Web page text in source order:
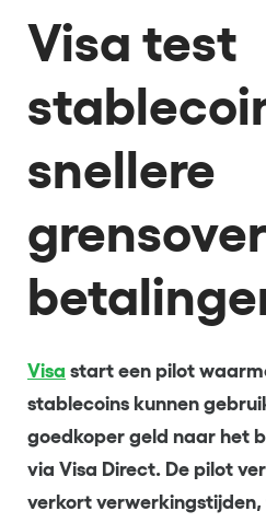
Visa test
snellere
Visa start een pilot
stablecoins kunnen
goedkoper geld naar het
via Visa Direct. De pilot
verkort